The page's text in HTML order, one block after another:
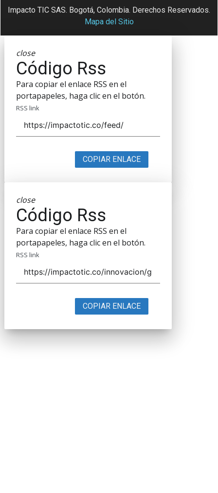
Impacto TIC SAS. Bogotá, Colombia. Derechos Reservados.
Mapa del Sitio
close
Código Rss
Para copiar el enlace RSS en el
portapapeles, haga clic en el botón.
RSS link
COPIAR ENLACE
close
Código Rss
Para copiar el enlace RSS en el
portapapeles, haga clic en el botón.
RSS link
COPIAR ENLACE